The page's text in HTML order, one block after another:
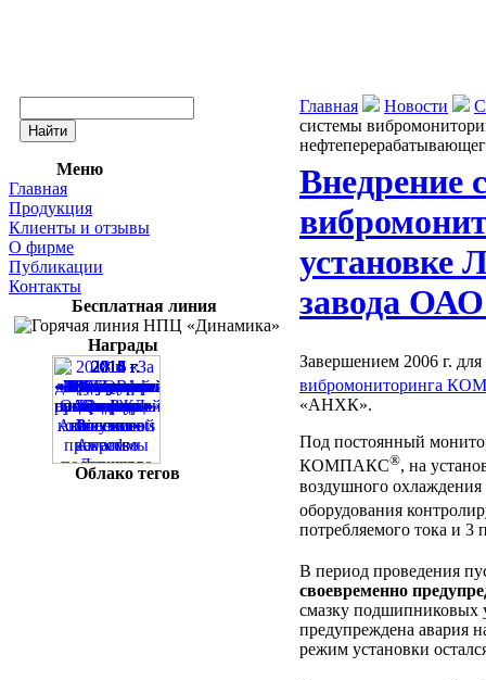
Меню
Главная
Продукция
Клиенты и отзывы
О фирме
Публикации
Контакты
Бесплатная линия
Награды
Облако тегов
Главная Новости
системы
Внедрение
установке
завода
Завершением 2006 г.
вибромониторинга
«АНХК».
Под постоянный
КОМПАКС®, на
воздушного
оборудования
потребляемого тока и 3
В период проведения
своевременно
смазку подшипниковых
предупреждена авария
режим установки